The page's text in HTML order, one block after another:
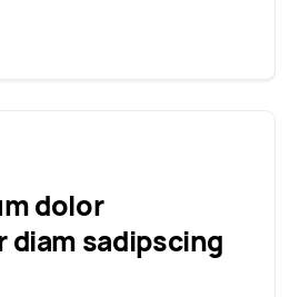
dolor
sadipscing